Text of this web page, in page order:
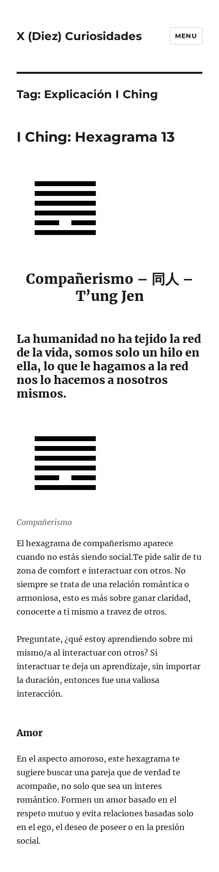
X (Diez) Curiosidades MENU
Tag: Explicación I Ching
I Ching: Hexagrama 13
Compañerismo – 同人 –
T’ung Jen
La humanidad no ha tejido la red
de la vida, somos solo un hilo en
ella, lo que le hagamos a la red
nos lo hacemos a nosotros
mismos.
Compañerismo
El hexagrama de compañerismo aparece
cuando no estás siendo social.Te pide salir de tu
zona de comfort e interactuar con otros. No
siempre se trata de una relación romántica o
armoniosa, esto es más sobre ganar claridad,
conocerte a ti mismo a travez de otros.
Preguntate, ¿qué estoy aprendiendo sobre mi
mismo/a al interactuar con otros? Si
interactuar te deja un aprendizaje, sin importar
la duración, entonces fue una valiosa
interacción.
Amor
En el aspecto amoroso, este hexagrama te
sugiere buscar una pareja que de verdad te
acompañe, no solo que sea un interes
romántico. Formen un amor basado en el
respeto mutuo y evita relaciones basadas solo
en el ego, el deseo de poseer o en la presión
social.